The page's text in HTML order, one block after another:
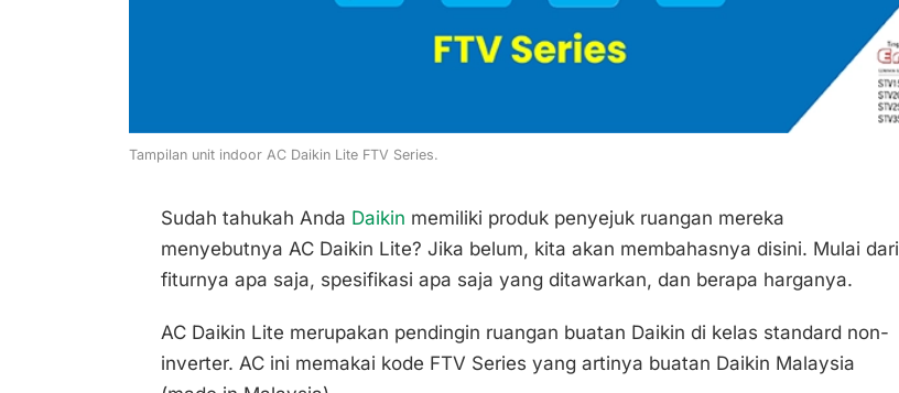
Tampilan unit indoor AC Daikin Lite FTV Series.
Sudah tahukah Anda Daikin memiliki produk penyejuk ruangan mereka
menyebutnya AC Daikin Lite? Jika belum, kita akan membahasnya disini. Mulai dari
fiturnya apa saja, spesifikasi apa saja yang ditawarkan, dan berapa harganya.
AC Daikin Lite merupakan pendingin ruangan buatan Daikin di kelas standard non-
inverter. AC ini memakai kode FTV Series yang artinya buatan Daikin Malaysia